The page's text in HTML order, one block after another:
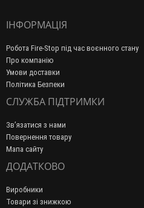
ІНФОРМАЦІЯ
Робота Fire-Stop під час воєнного стану
Про компанію
Умови доставки
Політика Безпеки
СЛУЖБА ПІДТРИМКИ
Зв’язатися з нами
Повернення товару
Мапа сайту
ДОДАТКОВО
Виробники
Товари зі знижкою